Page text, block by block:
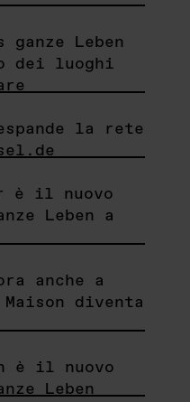
ganze Leben
dei luoghi
la rete
è il nuovo
Leben a
anche a
diventa
è il nuovo
Leben